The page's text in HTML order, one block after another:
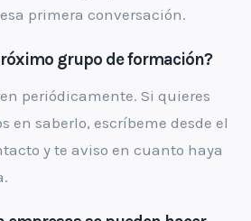
primera conversación.
grupo de formación?
periódicamente. Si quieres
en saberlo, escríbeme desde el
y te aviso en cuanto haya